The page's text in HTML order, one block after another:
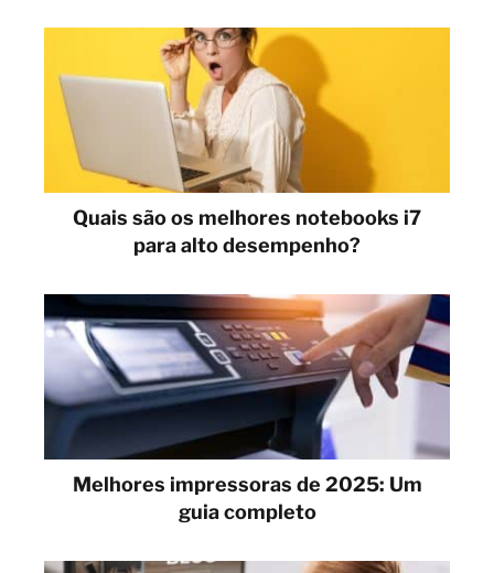
Quais são os melhores notebooks i7
para alto desempenho?
Melhores impressoras de 2025: Um
guia completo